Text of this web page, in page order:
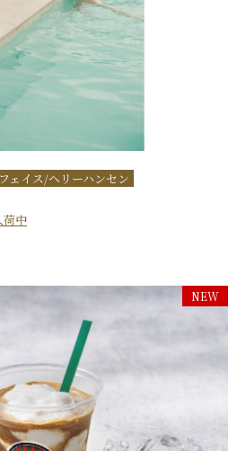
ェイス/ヘリーハンセン
中
NEW